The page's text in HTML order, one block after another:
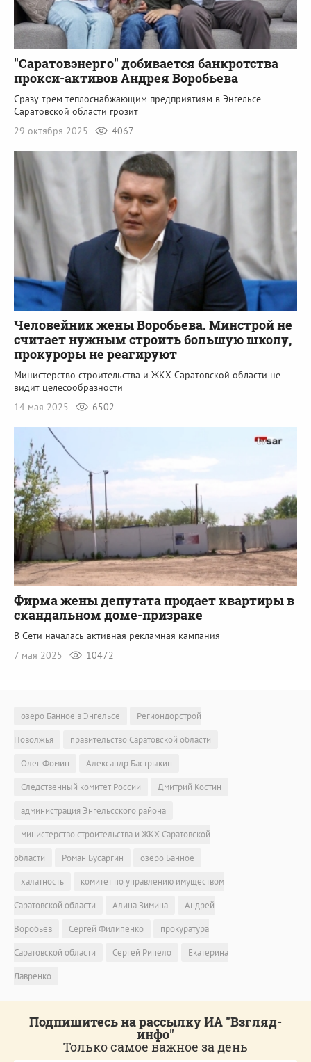
"Саратовэнерго" добивается банкротства
прокси-активов Андрея Воробьева
Сразу трем теплоснабжающим предприятиям в Энгельсе
Саратовской области грозит
29 октября 2025
4067
Человейник жены Воробьева. Минстрой не
считает нужным строить большую школу,
прокуроры не реагируют
Министерство строительства и ЖКХ Саратовской области не
видит целесообразности
14 мая 2025
6502
Фирма жены депутата продает квартиры в
скандальном доме-призраке
В Сети началась активная рекламная кампания
7 мая 2025
10472
озеро Банное в Энгельсе
Региондорстрой
Поволжья
правительство Саратовской области
Олег Фомин
Александр Бастрыкин
Следственный комитет России
Дмитрий Костин
администрация Энгельсского района
министерство строительства и ЖКХ Саратовской
области
Роман Бусаргин
озеро Банное
халатность
комитет по управлению имуществом
Саратовской области
Алина Зимина
Андрей
Воробьев
Сергей Филипенко
прокуратура
Саратовской области
Сергей Рипело
Екатерина
Лавренко
Подпишитесь на рассылку ИА "Взгляд-
инфо"
Только самое важное за день